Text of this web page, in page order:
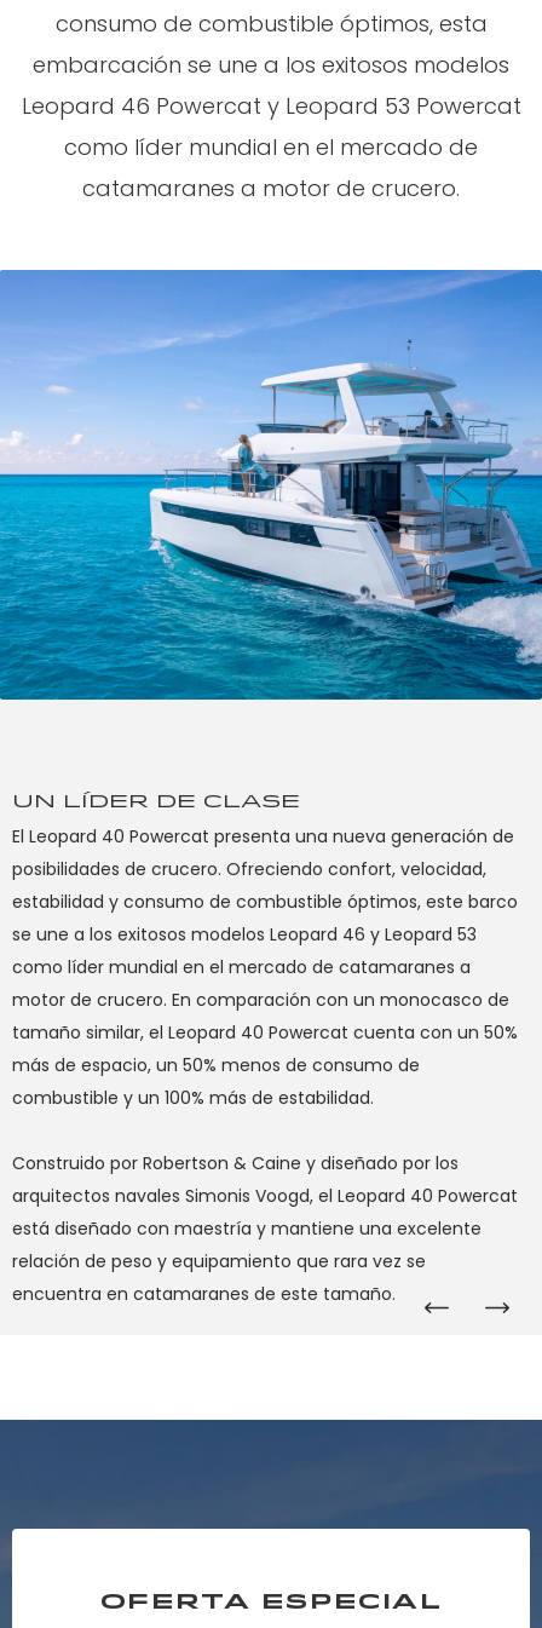
consumo de combustible óptimos, esta
embarcación se une a los exitosos modelos
Leopard 46 Powercat y Leopard 53 Powercat
como líder mundial en el mercado de
catamaranes a motor de crucero.
UN LÍDER DE CLASE
El Leopard 40 Powercat presenta una nueva generación de
posibilidades de crucero. Ofreciendo confort, velocidad,
estabilidad y consumo de combustible óptimos, este barco
se une a los exitosos modelos Leopard 46 y Leopard 53
como líder mundial en el mercado de catamaranes a
motor de crucero. En comparación con un monocasco de
tamaño similar, el Leopard 40 Powercat cuenta con un 50%
más de espacio, un 50% menos de consumo de
combustible y un 100% más de estabilidad.
Construido por Robertson & Caine y diseñado por los
arquitectos navales Simonis Voogd, el Leopard 40 Powercat
está diseñado con maestría y mantiene una excelente
relación de peso y equipamiento que rara vez se
encuentra en catamaranes de este tamaño.
OFERTA ESPECIAL